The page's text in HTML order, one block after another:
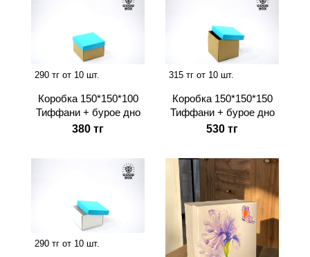
290 тг от 10 шт.
Коробка 150*150*100
Тиффани + бурое дно
380 тг
315 тг от 10 шт.
Коробка 150*150*150
Тиффани + бурое дно
530 тг
290 тг от 10 шт.